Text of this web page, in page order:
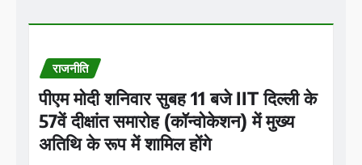
राजनीति
पीएम मोदी शनिवार सुबह 11 बजे IIT दिल्ली के
57वें दीक्षांत समारोह (कॉन्वोकेशन) में मुख्य
अतिथि के रूप में शामिल होंगे